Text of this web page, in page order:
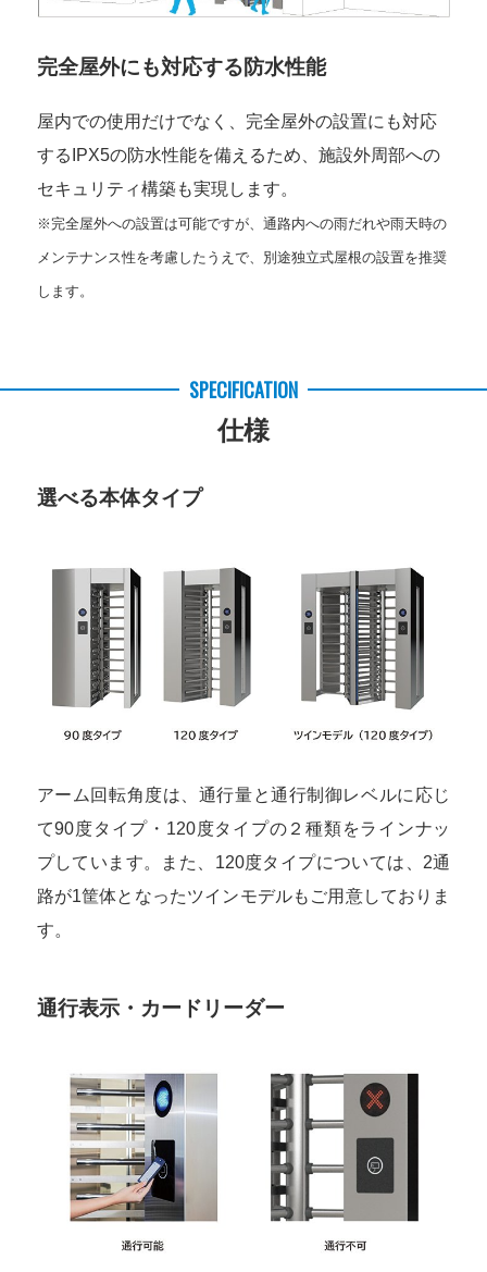
完全屋外にも対応する防水性能
屋内での使用だけでなく、完全屋外の設置にも対応
するIPX5の防水性能を備えるため、施設外周部への
セキュリティ構築も実現します。
※完全屋外への設置は可能ですが、通路内への雨だれや雨天時の
メンテナンス性を考慮したうえで、別途独立式屋根の設置を推奨
します。
SPECIFICATION
仕様
選べる本体タイプ
アーム回転角度は、通行量と通行制御レベルに応じ
て90度タイプ・120度タイプの２種類をラインナッ
プしています。また、120度タイプについては、2通
路が1筐体となったツインモデルもご用意しておりま
す。
通行表示・カードリーダー